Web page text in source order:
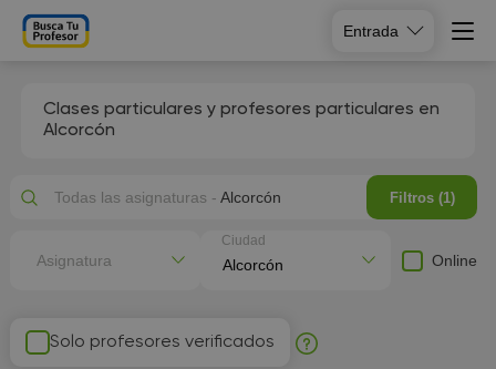
Entrada
Clases particulares y profesores particulares en
Alcorcón
Solo profesores verificados
Todas las asignaturas - Alcorcón Filtros (1)
Asignatura
Ciudad
Online